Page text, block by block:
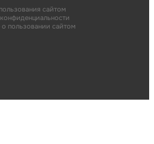
сайтом
пользовании сайтом